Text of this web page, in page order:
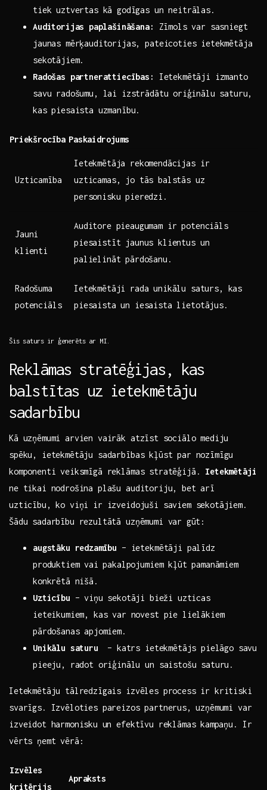
tiek uztvertas kā‍ godīgas un neitrālas.
Auditorijas ⁢paplašināšana:
Zīmols var sasniegt
jaunas mērķauditorijas, pateicoties ietekmētāja
sekotājiem.
Radošas partnerattiecības:
Ietekmētāji‍ izmanto
savu radošumu, lai izstrādātu⁣ oriģinālu ​saturu,
kas piesaista uzmanību.
Priekšrocība Paskaidrojums
Uzticamība
Ietekmētāja rekomendācijas ir
uzticamas, jo tās balstās​ uz
personisku pieredzi.
Jauni​
klienti
Auditore‍ pieaugumam ir potenciāls⁣
piesaistīt ​jaunus klientus un
palielināt pārdošanu.
Radošuma
potenciāls
Ietekmētāji rada unikālu⁤ saturs, kas‌
piesaista‌ un iesaista‌ lietotājus.
Šis saturs ir ģenerēts ar MI.
Reklāmas stratēģijas, kas⁣
balstītas uz ⁢ietekmētāju
sadarbību
Kā uzņēmumi arvien vairāk atzīst⁤ sociālo mediju
spēku, ietekmētāju sadarbības ​kļūst par nozīmīgu
komponenti ‌veiksmīgā reklāmas stratēģijā. Ietekmētāji
ne tikai nodrošina‌ plašu​ auditoriju, ⁣bet ⁤arī⁢
uzticību, ko ‍viņi ir izveidojuši saviem ​sekotājiem.
Šādu sadarbību rezultātā uzņēmumi ‌var ⁣gūt:​
augstāku redzamību – ietekmētāji palīdz
produktiem ⁤vai pakalpojumiem‍ kļūt pamanāmiem
konkrētā nišā.
Uzticību – viņu sekotāji⁣ bieži uzticas
ieteikumiem, kas var novest pie lielākiem
pārdošanas apjomiem.
Unikālu saturu ⁤ – katrs ietekmētājs pielāgo savu
pieeju, radot oriģinālu un saistošu saturu.
Ietekmētāju tālredzīgais‍ izvēles process ir kritiski
svarīgs. Izvēloties pareizos partnerus, ⁤uzņēmumi var
izveidot harmonisku ⁣un efektīvu reklāmas ⁣kampaņu. Ir
vērts ņemt vērā:
Izvēles
kritērijs
Apraksts